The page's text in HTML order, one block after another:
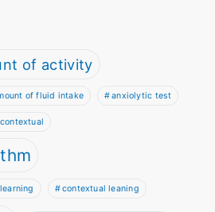
of activity
of fluid intake anxiolytic test
contextual leaning